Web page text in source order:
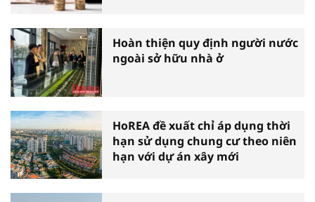
Hoàn thiện quy định người nước
ngoài sở hữu nhà ở
HoREA đề xuất chỉ áp dụng thời
hạn sử dụng chung cư theo niên
hạn với dự án xây mới